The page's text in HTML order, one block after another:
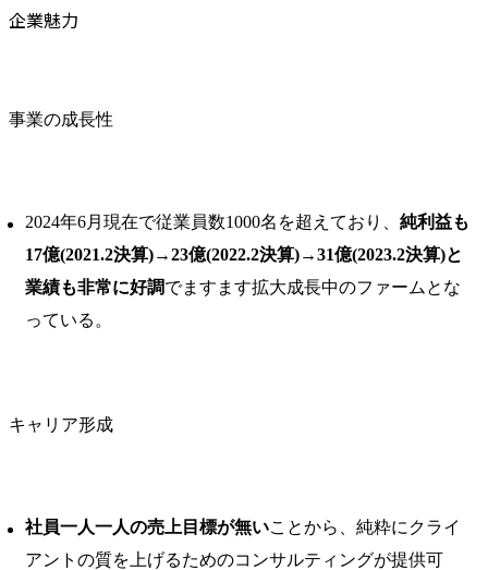
企業魅力
事業の成長性
2024年6月現在で従業員数1000名を超えており、 純利益も
17億(2021.2決算)→23億(2022.2決算)→31億(2023.2決算)と
業績も非常に好調でますます拡大成長中のファームとな
っている。
キャリア形成
社員一人一人の売上目標が無いことから、純粋にクライ
アントの質を上げるためのコンサルティングが提供可